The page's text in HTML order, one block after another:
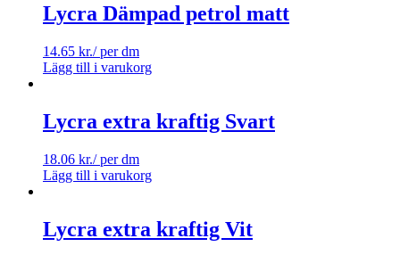
Lycra Dämpad petrol matt
14.65 kr./ per dm
Lägg till i varukorg
Lycra extra kraftig Svart
18.06 kr./ per dm
Lägg till i varukorg
Lycra extra kraftig Vit